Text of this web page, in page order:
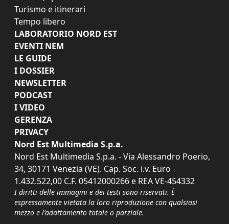
Turismo e itinerari
Tempo libero
LABORATORIO NORD EST
EVENTI NEM
LE GUIDE
I DOSSIER
NEWSLETTER
PODCAST
I VIDEO
GERENZA
PRIVACY
Nord Est Multimedia S.p.a.
Nord Est Multimedia S.p.a. - Via Alessandro Poerio,
34, 30171 Venezia (VE). Cap. Soc. i.v. Euro
1.432.522,00 C.F. 05412000266 e REA VE-454332
I diritti delle immagini e dei testi sono riservati. È
espressamente vietata la loro riproduzione con qualsiasi
mezzo e l'adattamento totale o parziale.